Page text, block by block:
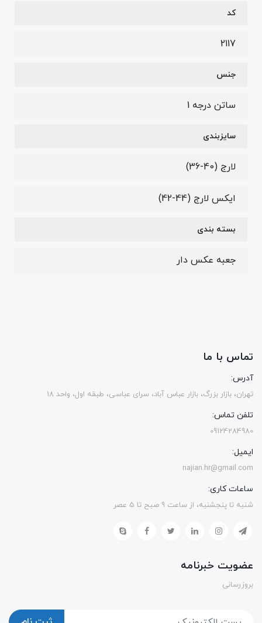
کد
2117
جنس
ساتن درجه 1
سایزبندی
لارج (40-36)
ایکس لارج (44-42)
بسته بندی
جعبه عکس دار
تماس با ما
آدرس:
تهران، بازار بزرگ، بازار عباس آباد، سرای عباسی، طبقه اول، واحد 18
تلفن تماس:
09124284980
ایمیل:
najian.hr@gmail.com
ساعات کاری:
شنبه تا پنجشنبه، از ساعت 9 صبح تا 5 عصر
عضویت خبرنامه
بروزرسانی